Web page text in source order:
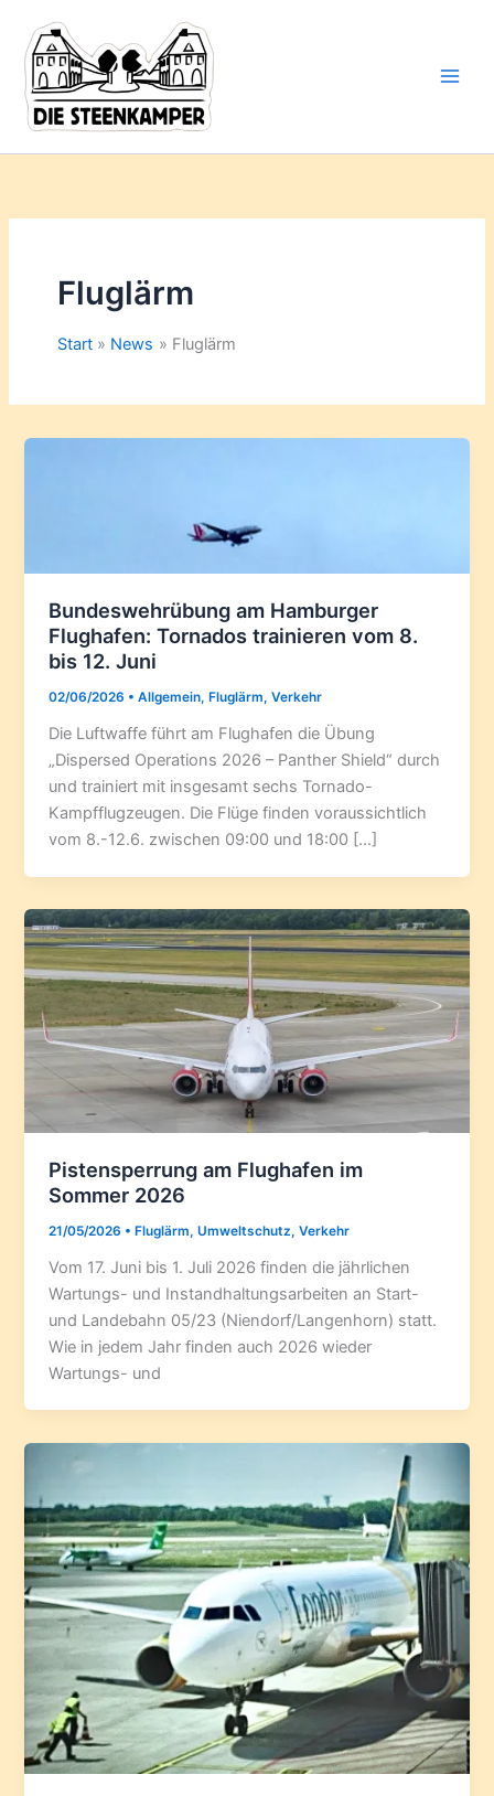
Inhalt
springen
Fluglärm
Start News Fluglärm
Bundeswehrübung am Hamburger
Flughafen: Tornados trainieren vom 8.
bis 12. Juni
02/06/2026 •Allgemein,Fluglärm,Verkehr
Die Luftwaffe führt am Flughafen die Übung
„Dispersed Operations 2026 – Panther Shield“ durch
und trainiert mit insgesamt sechs Tornado-
Kampfflugzeugen. Die Flüge finden voraussichtlich
vom 8.-12.6. zwischen 09:00 und 18:00 […]
Pistensperrung am Flughafen im
Sommer 2026
21/05/2026 •Fluglärm,Umweltschutz,Verkehr
Vom 17. Juni bis 1. Juli 2026 finden die jährlichen
Wartungs- und Instandhaltungsarbeiten an Start-
und Landebahn 05/23 (Niendorf/Langenhorn) statt.
Wie in jedem Jahr finden auch 2026 wieder
Wartungs- und
deine
Mail-
Adresse
ein ...